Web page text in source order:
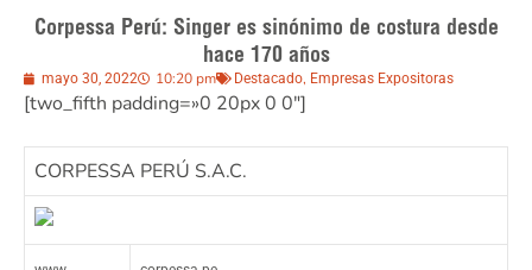
Corpessa Perú: Singer es sinónimo de costura desde
hace 170 años
mayo 30, 2022 10:20 pm Destacado, Empresas Expositoras
[two_fifth padding=»0 20px 0 0″]
CORPESSA PERÚ S.A.C.